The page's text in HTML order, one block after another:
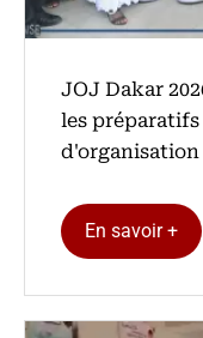
‎JOJ Dakar
les préparatifs
d'organisation
En savoir +